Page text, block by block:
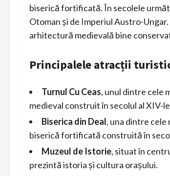
biserică fortificată. În secolele
Otoman și de Imperiul Austro-
arhitectură medievală bine
Principalele atracții
Turnul Cu Ceas, unul dintre cele
medieval construit în secolul al XIV-
Biserica din Deal, una dintre cele
biserică fortificată construită în
Muzeul de Istorie, situat în
prezintă istoria și cultura orașului.